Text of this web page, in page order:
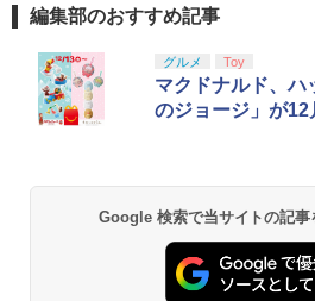
編集部のおすすめ記事
グルメ Toy
マクドナルド、ハ
のジョージ」が
Google 検索で当サイトの記事